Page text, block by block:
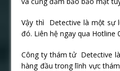
Vậy thì Detective là một sự
đó. Liên hệ ngay qua Hotline
Công ty thám tử Detective
hàng đầu trong lĩnh vực